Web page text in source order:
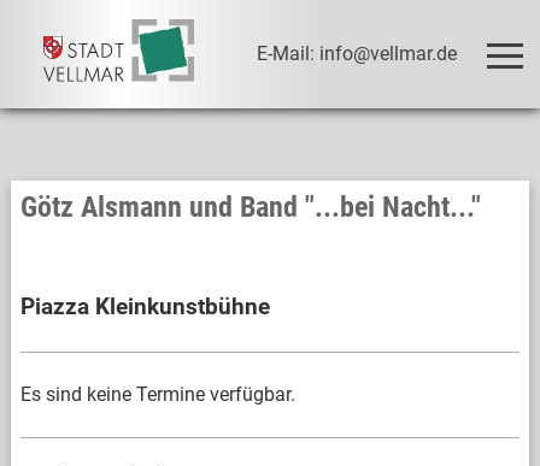
E-Mail: info@vellmar.de
Götz Alsmann und Band "...bei Nacht..."
Piazza Kleinkunstbühne
Es sind keine Termine verfügbar.